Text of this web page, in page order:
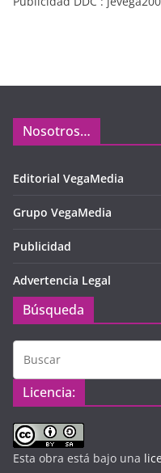
Nosotros…
Editorial VegaMedia
Grupo VegaMedia
Publicidad
Advertencia Legal
Búsqueda
Licencia:
Esta obra está bajo una